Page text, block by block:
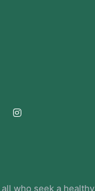
who seek a healthy